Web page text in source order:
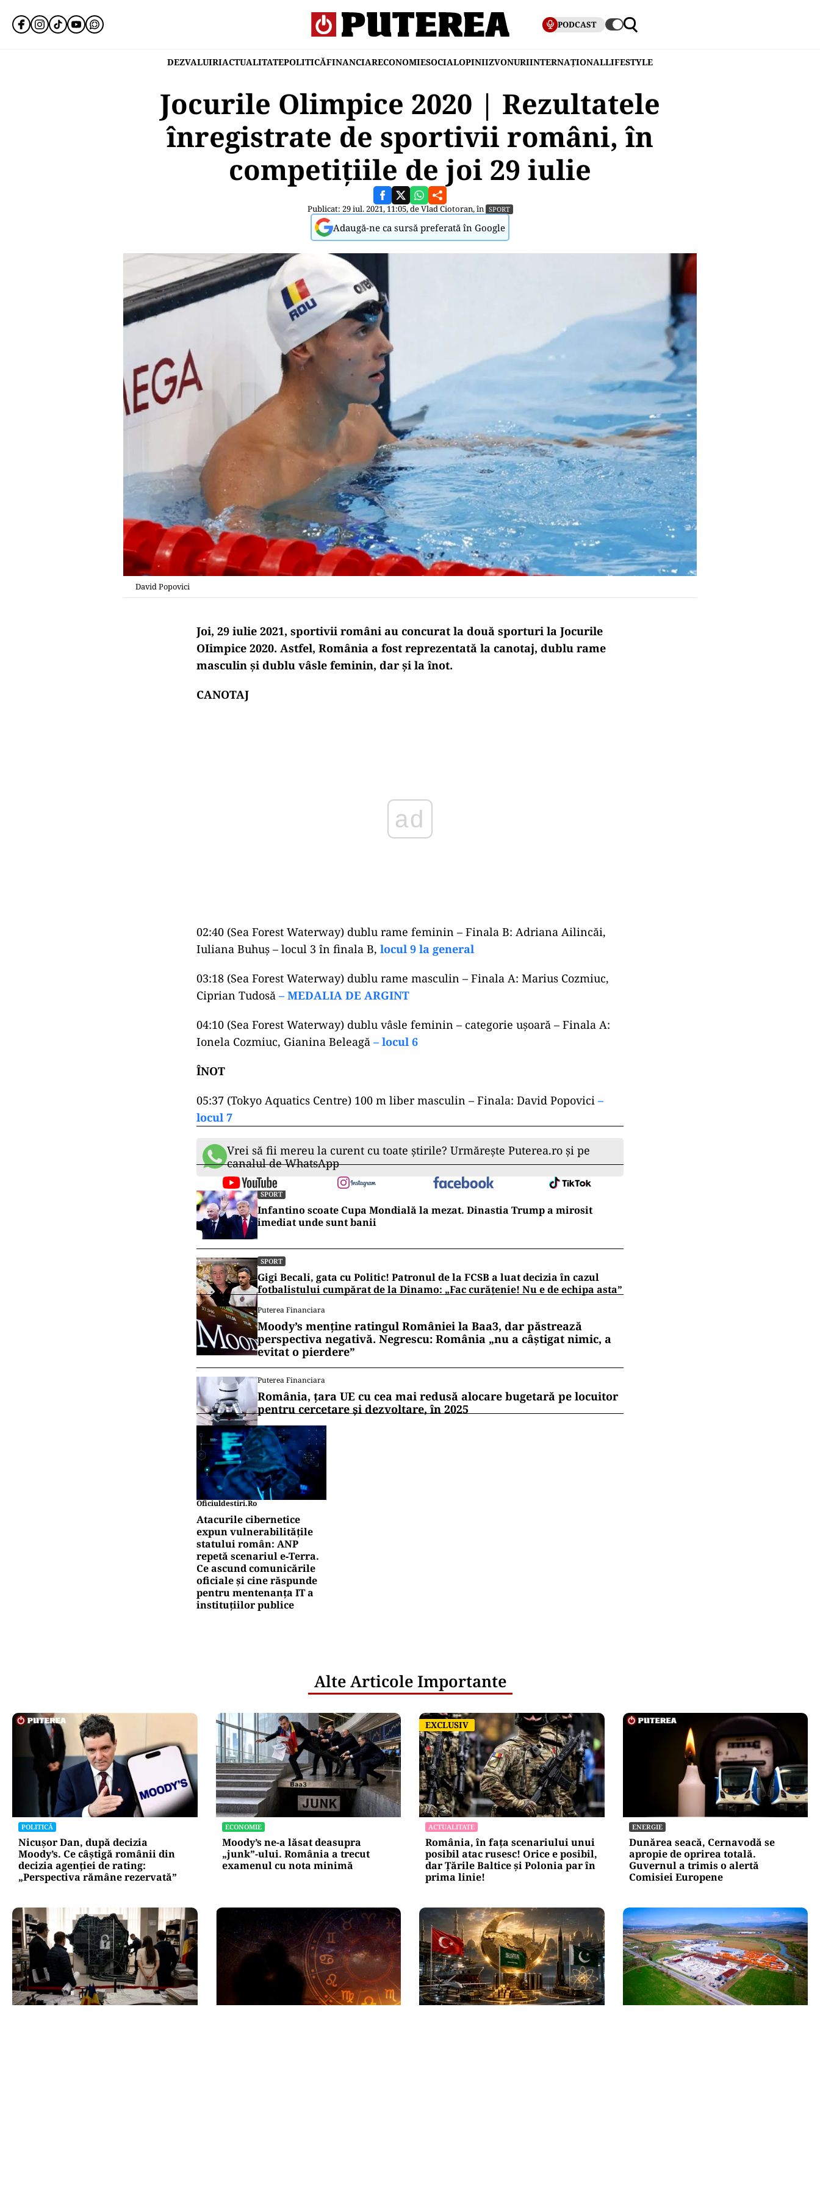
PODCAST
DEZVALUIRIACTUALITATEPOLITICĂFINANCIARECONOMIESOCIALOPINIIZVONURIINTERNAȚIONALLIFESTYLE
Jocurile Olimpice 2020 | Rezultatele
înregistrate de sportivii români, în
competițiile de joi 29 iulie
Publicat: 29 iul. 2021, 11:05, deVlad Ciotoran, în SPORT
Adaugă-ne ca sursă preferată în Google
David Popovici
Joi, 29 iulie 2021, sportivii români au concurat la două sporturi la Jocurile
OIimpice 2020. Astfel, România a fost reprezentată la canotaj, dublu rame
masculin şi dublu vâsle feminin, dar și la înot.
CANOTAJ
02:40 (Sea Forest Waterway) dublu rame feminin – Finala B: Adriana Ailincăi,
Iuliana Buhuş – locul 3 în finala B, locul 9 la general
03:18 (Sea Forest Waterway) dublu rame masculin – Finala A: Marius Cozmiuc,
Ciprian Tudosă – MEDALIA DE ARGINT
04:10 (Sea Forest Waterway) dublu vâsle feminin – categorie uşoară – Finala A:
Ionela Cozmiuc, Gianina Beleagă – locul 6
ÎNOT
05:37 (Tokyo Aquatics Centre) 100 m liber masculin – Finala: David Popovici –
locul 7
Vrei să fii mereu la curent cu toate știrile? Urmărește Puterea.ro și pe
canalul de WhatsApp
SPORT
Infantino scoate Cupa Mondială la mezat. Dinastia Trump a mirosit
imediat unde sunt banii
SPORT
Gigi Becali, gata cu Politic! Patronul de la FCSB a luat decizia în cazul
fotbalistului cumpărat de la Dinamo: „Fac curățenie! Nu e de echipa asta”
Puterea Financiara
Moody’s menține ratingul României la Baa3, dar păstrează
perspectiva negativă. Negrescu: România „nu a câștigat nimic, a
evitat o pierdere”
Puterea Financiara
România, țara UE cu cea mai redusă alocare bugetară pe locuitor
pentru cercetare și dezvoltare, în 2025
Oficiuldestiri.ro
Atacurile cibernetice
expun vulnerabilitățile
statului român: ANP
repetă scenariul e‑Terra.
Ce ascund comunicările
oficiale și cine răspunde
pentru mentenanța IT a
instituțiilor publice
Alte Articole Importante
POLITICĂ
Nicușor Dan, după decizia
Moody’s. Ce câștigă românii din
decizia agenției de rating:
„Perspectiva rămâne rezervată”
ECONOMIE
Moody’s ne-a lăsat deasupra
„junk”-ului. România a trecut
examenul cu nota minimă
EXCLUSIV
EXCLUSIV
ACTUALITATE
România, în fața scenariului unui
posibil atac rusesc! Orice e posibil,
dar Țările Baltice și Polonia par în
prima linie!
ENERGIE
Dunărea seacă, Cernavodă se
apropie de oprirea totală.
Guvernul a trimis o alertă
Comisiei Europene